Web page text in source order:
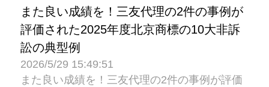
また良い成績を！三友代理の2件の事例が
評価された2025年度北京商標の10大非訴
訟の典型例
2026/5/29 15:49:51
また良い成績を！三友代理の2件の事例が評価